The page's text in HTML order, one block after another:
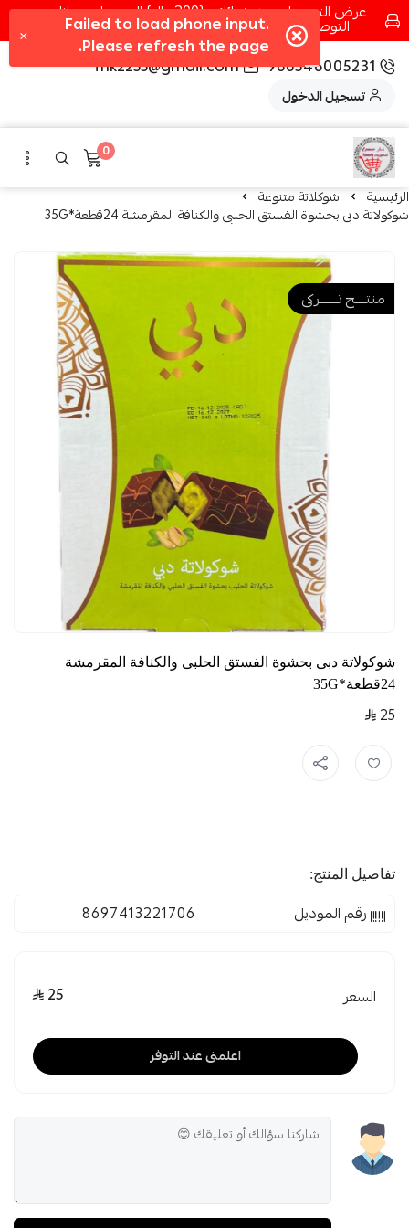
عرض التوصيل عند شرائك بـ{200ريال} التوصيل مجانا
التوصيل في مكه فقط كل اسبوع اصناف جديدة
966546005231
fhk2255@gmail.com
تسجيل الدخول
0
الرئيسية شوكلاتة متنوعة
شوكولاتة دبى بحشوة الفستق الحلبى والكنافة المقرمشة 24قطعة*35G
منتــــج تـــــــركى
شوكولاتة دبى بحشوة الفستق الحلبى والكنافة المقرمشة
24قطعة*35G
25
تفاصيل المنتج:
رقم الموديل 8697413221706
السعر 25
اعلمني عند التوفر